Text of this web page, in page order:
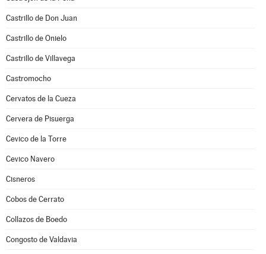
Castrillo de Don Juan
Castrillo de Onielo
Castrillo de Villavega
Castromocho
Cervatos de la Cueza
Cervera de Pisuerga
Cevico de la Torre
Cevico Navero
Cisneros
Cobos de Cerrato
Collazos de Boedo
Congosto de Valdavia